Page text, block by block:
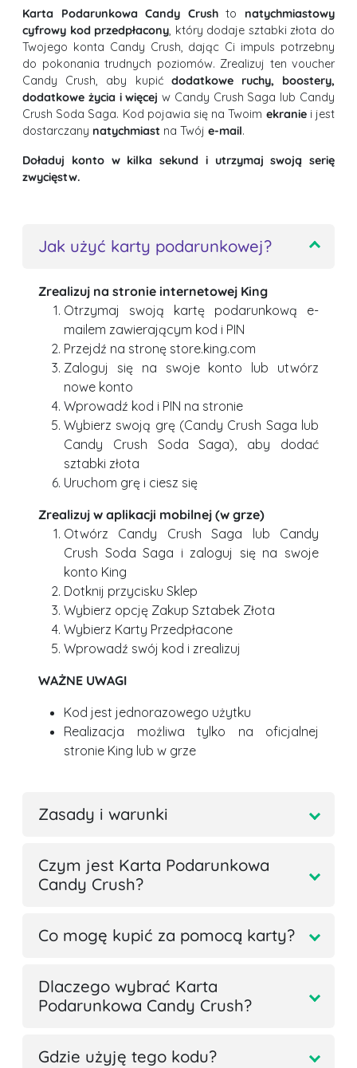
Karta Podarunkowa Candy Crushto natychmiastowy
cyfrowy kod przedpłacony, który dodaje sztabki złota do
Twojego konta Candy Crush, dając Ci impuls potrzebny
do pokonania trudnych poziomów. Zrealizuj ten voucher
Candy Crush, aby kupić dodatkowe ruchy, boostery,
dodatkowe życia i więcej w Candy Crush Saga lub Candy
Crush Soda Saga. Kod pojawia się na Twoim ekraniei jest
dostarczany natychmiast na Twój e-mail.
Doładuj konto w kilka sekund i utrzymaj swoją serię
zwycięstw.
Jak użyć karty podarunkowej?
Zrealizuj na stronie internetowej King
Otrzymaj swoją kartę podarunkową e-
mailem zawierającym kod i PIN
Przejdź na stronę store.king.com
Zaloguj się na swoje konto lub utwórz
nowe konto
Wprowadź kod i PIN na stronie
Wybierz swoją grę (Candy Crush Saga lub
Candy Crush Soda Saga), aby dodać
sztabki złota
Uruchom grę i ciesz się
Zrealizuj w aplikacji mobilnej (w grze)
Otwórz Candy Crush Saga lub Candy
Crush Soda Saga i zaloguj się na swoje
konto King
Dotknij przycisku Sklep
Wybierz opcję Zakup Sztabek Złota
Wybierz Karty Przedpłacone
Wprowadź swój kod i zrealizuj
WAŻNE UWAGI
Kod jest jednorazowego użytku
Realizacja możliwa tylko na oficjalnej
stronie King lub w grze
Zasady i warunki
Czym jest Karta Podarunkowa
Candy Crush?
Co mogę kupić za pomocą karty?
Dlaczego wybrać Karta
Podarunkowa Candy Crush?
Gdzie użyję tego kodu?